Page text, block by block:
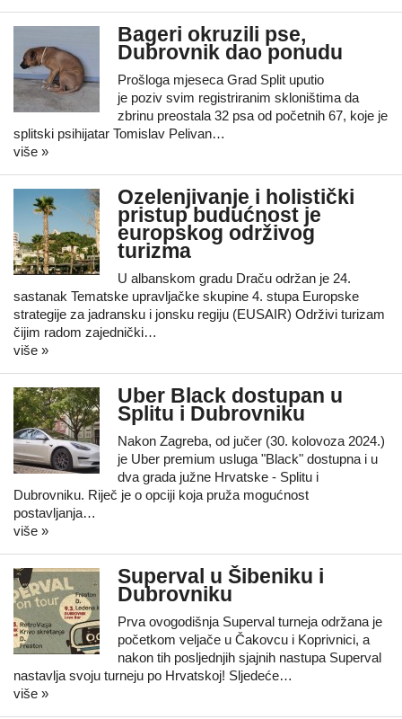
Bageri okruzili pse,
Dubrovnik dao ponudu
Prošloga mjeseca Grad Split uputio
je poziv svim registriranim skloništima da
zbrinu preostala 32 psa od početnih 67, koje je
splitski psihijatar Tomislav Pelivan…
više »
Ozelenjivanje i holistički
pristup budućnost je
europskog održivog
turizma
U albanskom gradu Draču održan je 24.
sastanak Tematske upravljačke skupine 4. stupa Europske
strategije za jadransku i jonsku regiju (EUSAIR) Održivi turizam
čijim radom zajednički…
više »
Uber Black dostupan u
Splitu i Dubrovniku
Nakon Zagreba, od jučer (30. kolovoza 2024.)
je Uber premium usluga "Black" dostupna i u
dva grada južne Hrvatske - Splitu i
Dubrovniku. Riječ je o opciji koja pruža mogućnost
postavljanja…
više »
Superval u Šibeniku i
Dubrovniku
Prva ovogodišnja Superval turneja održana je
početkom veljače u Čakovcu i Koprivnici, a
nakon tih posljednjih sjajnih nastupa Superval
nastavlja svoju turneju po Hrvatskoj! Sljedeće…
više »